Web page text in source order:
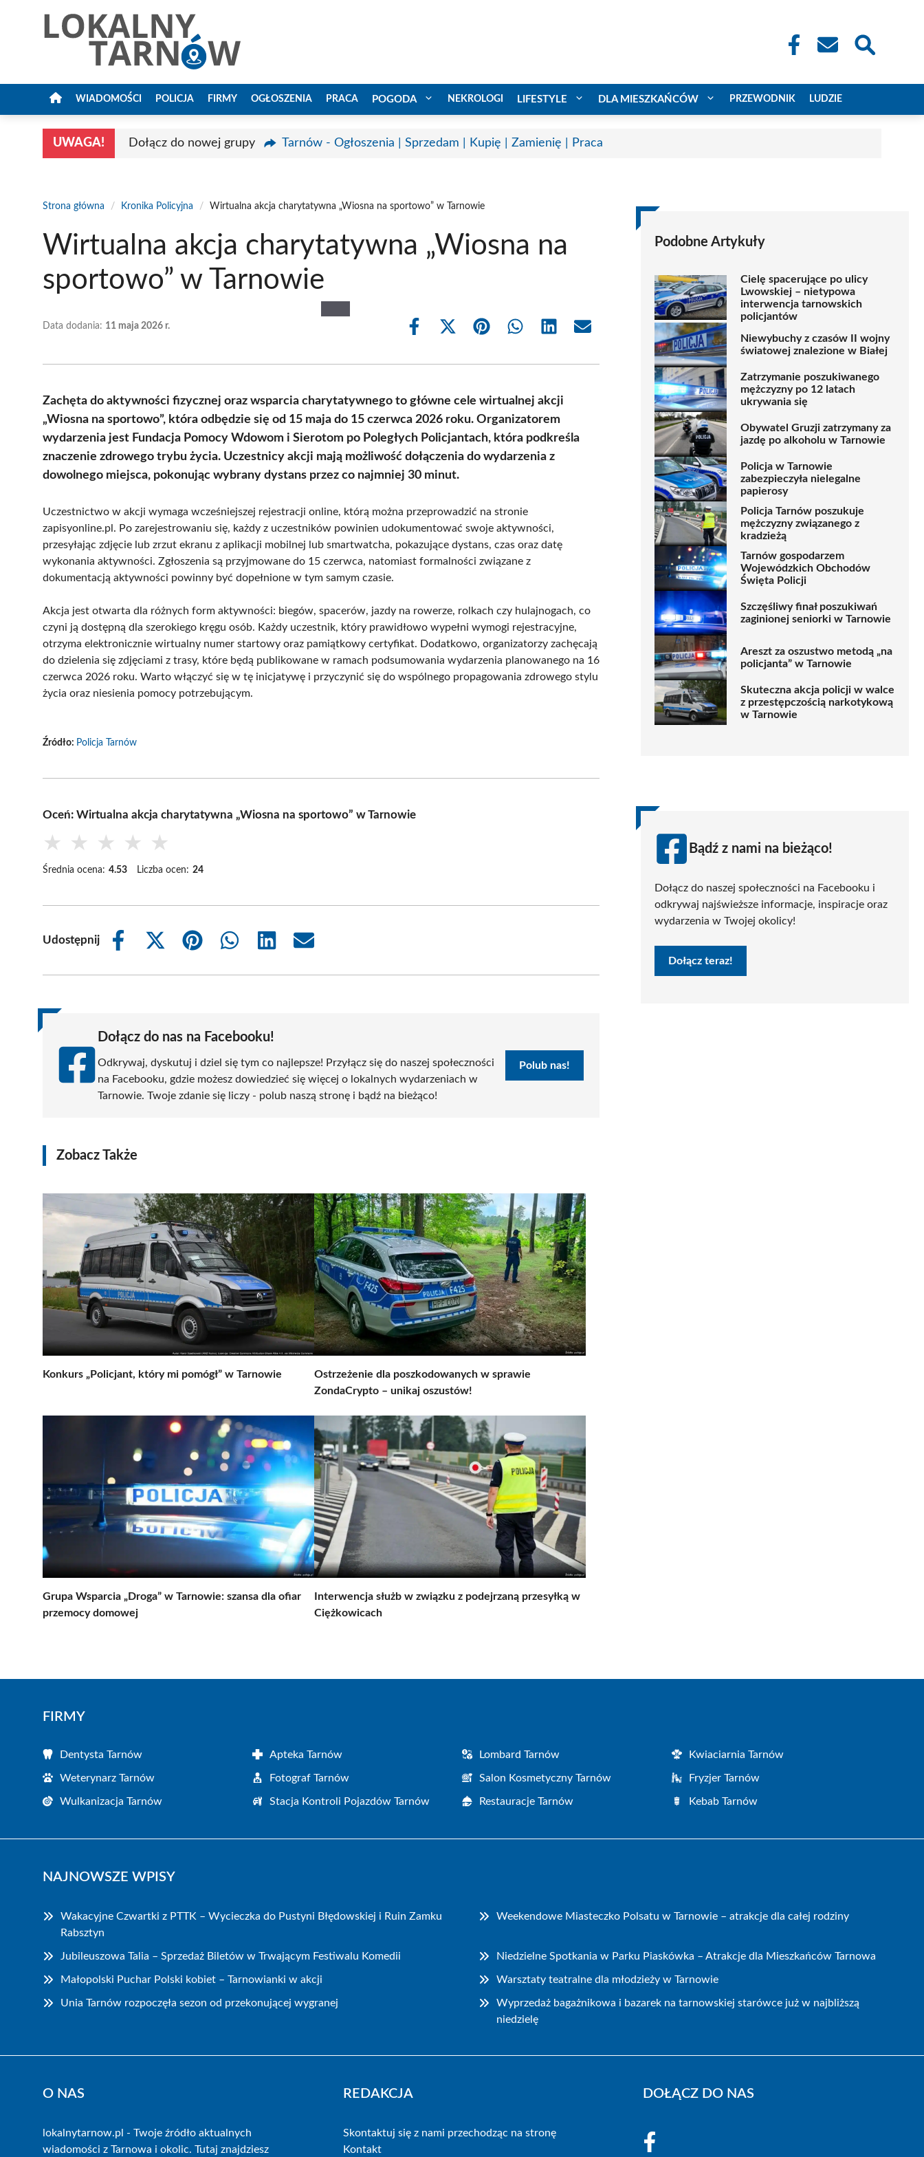
WIADOMOŚCI POLICJA FIRMY OGŁOSZENIA PRACA POGODA NEKROLOGI LIFESTYLE DLA MIESZKAŃCÓW PRZEWODNIK LUDZIE
UWAGA! Dołącz do nowej grupy Tarnów - Ogłoszenia | Sprzedam | Kupię | Zamienię | Praca
Strona główna / Kronika Policyjna / Wirtualna akcja charytatywna „Wiosna na sportowo” w Tarnowie
Wirtualna akcja charytatywna „Wiosna na
sportowo” w Tarnowie
Data dodania: 11 maja 2026 r.
Share
Share
(Twitter)
Share Share Share Share
Zachęta do aktywności fizycznej oraz wsparcia charytatywnego to główne cele wirtualnej akcji
„Wiosna na sportowo”, która odbędzie się od 15 maja do 15 czerwca 2026 roku. Organizatorem
wydarzenia jest Fundacja Pomocy Wdowom i Sierotom po Poległych Policjantach, która podkreśla
znaczenie zdrowego trybu życia. Uczestnicy akcji mają możliwość dołączenia do wydarzenia z
dowolnego miejsca, pokonując wybrany dystans przez co najmniej 30 minut.
Uczestnictwo w akcji wymaga wcześniejszej rejestracji online, którą można przeprowadzić na stronie
zapisyonline.pl. Po zarejestrowaniu się, każdy z uczestników powinien udokumentować swoje aktywności,
przesyłając zdjęcie lub zrzut ekranu z aplikacji mobilnej lub smartwatcha, pokazujące dystans, czas oraz datę
wykonania aktywności. Zgłoszenia są przyjmowane do 15 czerwca, natomiast formalności związane z
dokumentacją aktywności powinny być dopełnione w tym samym czasie.
Akcja jest otwarta dla różnych form aktywności: biegów, spacerów, jazdy na rowerze, rolkach czy hulajnogach, co
czyni ją dostępną dla szerokiego kręgu osób. Każdy uczestnik, który prawidłowo wypełni wymogi rejestracyjne,
otrzyma elektronicznie wirtualny numer startowy oraz pamiątkowy certyfikat. Dodatkowo, organizatorzy zachęcają
do dzielenia się zdjęciami z trasy, które będą publikowane w ramach podsumowania wydarzenia planowanego na 16
czerwca 2026 roku. Warto włączyć się w tę inicjatywę i przyczynić się do wspólnego propagowania zdrowego stylu
życia oraz niesienia pomocy potrzebującym.
Źródło: Policja Tarnów
Oceń: Wirtualna akcja charytatywna „Wiosna na sportowo” w Tarnowie
★ ★ ★ ★ ★
Średnia ocena: 4.53 Liczba ocen: 24
Udostępnij
Share
Share
(Twitter)
Share
Share
Share
Share
Dołącz do nas na Facebooku!
Odkrywaj, dyskutuj i dziel się tym co najlepsze! Przyłącz się do naszej społeczności
na Facebooku, gdzie możesz dowiedzieć się więcej o lokalnych wydarzeniach w
Tarnowie. Twoje zdanie się liczy - polub naszą stronę i bądź na bieżąco!
Polub nas!
Zobacz Także
Konkurs „Policjant, który mi pomógł” w Tarnowie
Ostrzeżenie dla poszkodowanych w sprawie
ZondaCrypto – unikaj oszustów!
Grupa Wsparcia „Droga” w Tarnowie: szansa dla ofiar
przemocy domowej
Interwencja służb w związku z podejrzaną przesyłką w
Ciężkowicach
Podobne Artykuły
Cielę spacerujące po ulicy
Lwowskiej – nietypowa
interwencja tarnowskich
policjantów
Niewybuchy z czasów II wojny
światowej znalezione w Białej
Zatrzymanie poszukiwanego
mężczyzny po 12 latach
ukrywania się
Obywatel Gruzji zatrzymany za
jazdę po alkoholu w Tarnowie
Policja w Tarnowie
zabezpieczyła nielegalne
papierosy
Policja Tarnów poszukuje
mężczyzny związanego z
kradzieżą
Tarnów gospodarzem
Wojewódzkich Obchodów
Święta Policji
Szczęśliwy finał poszukiwań
zaginionej seniorki w Tarnowie
Areszt za oszustwo metodą „na
policjanta” w Tarnowie
Skuteczna akcja policji w walce
z przestępczością narkotykową
w Tarnowie
Bądź z nami na bieżąco!
Dołącz do naszej społeczności na Facebooku i
odkrywaj najświeższe informacje, inspiracje oraz
wydarzenia w Twojej okolicy!
Dołącz teraz!
FIRMY
Dentysta Tarnów Apteka Tarnów Lombard Tarnów Kwiaciarnia Tarnów
Weterynarz Tarnów Fotograf Tarnów Salon Kosmetyczny Tarnów Fryzjer Tarnów
Wulkanizacja Tarnów Stacja Kontroli Pojazdów Tarnów Restauracje Tarnów Kebab Tarnów
NAJNOWSZE WPISY
Wakacyjne Czwartki z PTTK – Wycieczka do Pustyni Błędowskiej i Ruin Zamku
Rabsztyn
Weekendowe Miasteczko Polsatu w Tarnowie – atrakcje dla całej rodziny
Jubileuszowa Talia – Sprzedaż Biletów w Trwającym Festiwalu Komedii Niedzielne Spotkania w Parku Piaskówka – Atrakcje dla Mieszkańców Tarnowa
Małopolski Puchar Polski kobiet – Tarnowianki w akcji Warsztaty teatralne dla młodzieży w Tarnowie
Unia Tarnów rozpoczęła sezon od przekonującej wygranej
Wyprzedaż bagażnikowa i bazarek na tarnowskiej starówce już w najbliższą
niedzielę
O NAS
lokalnytarnow.pl - Twoje źródło aktualnych
wiadomości z Tarnowa i okolic. Tutaj znajdziesz
REDAKCJA
Skontaktuj się z nami przechodząc na stronę
Kontakt
DOŁĄCZ DO NAS